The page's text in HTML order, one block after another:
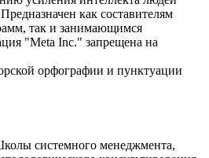
как составителям
так и занимающимся
"Meta Inc." запрещена на
орфографии и пунктуации
системного менеджмента,